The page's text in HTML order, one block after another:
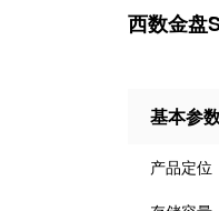
西数金盘
基本参
产品定位